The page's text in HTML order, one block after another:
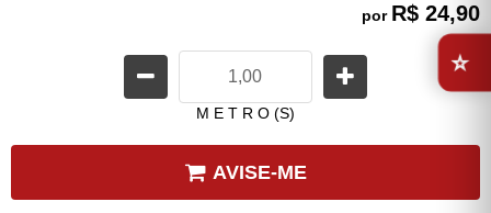
por R$ 24,90
M E T R O (S)
AVISE-ME
⭐